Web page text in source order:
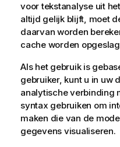
voor tekstanalyse uit
altijd gelijk blijft, moet
daarvan worden
cache worden
Als het gebruik is
gebruiker, kunt u in uw
analytische verbinding
syntax gebruiken om
maken die van de
gegevens visualiseren.